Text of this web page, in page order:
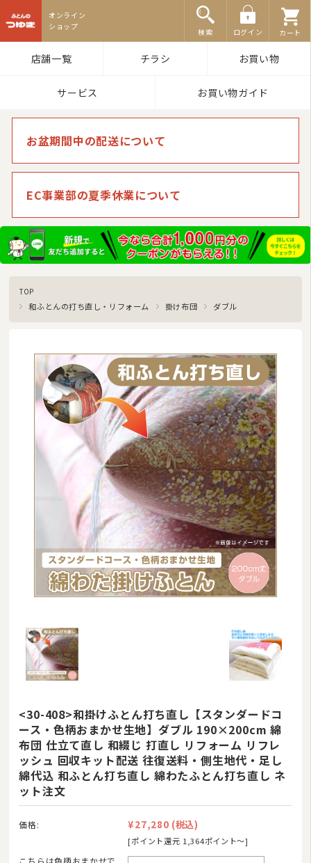
検索 ログイン カート
店舗一覧 チラシ お買い物
サービス お買い物ガイド
お盆期間中の配送について
EC事業部の夏季休業について
TOP
和ふとんの打ち直し・リフォーム 掛け布団 ダブル
<30-408>和掛けふとん打ち直し【スタンダードコ
ース・色柄おまかせ生地】ダブル 190×200cm 綿
布団 仕立て直し 和綴じ 打直し リフォーム リフレ
ッシュ 回収キット配送 往復送料・側生地代・足し
綿代込 和ふとん打ち直し 綿わたふとん打ち直し ネ
ット注文
価格: ¥27,280 (税込)
[ポイント還元 1,364ポイント〜]